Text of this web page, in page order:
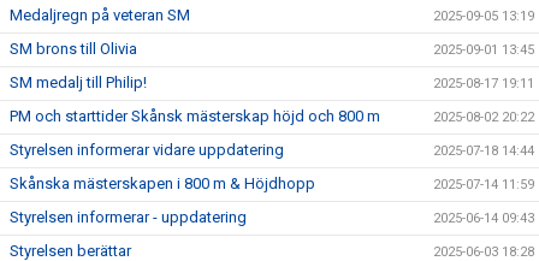
Medaljregn på veteran SM 2025-09-05 13:19
SM brons till Olivia 2025-09-01 13:45
SM medalj till Philip! 2025-08-17 19:11
PM och starttider Skånsk mästerskap höjd och 800 m 2025-08-02 20:22
Styrelsen informerar vidare uppdatering 2025-07-18 14:44
Skånska mästerskapen i 800 m & Höjdhopp 2025-07-14 11:59
Styrelsen informerar - uppdatering 2025-06-14 09:43
Styrelsen berättar 2025-06-03 18:28